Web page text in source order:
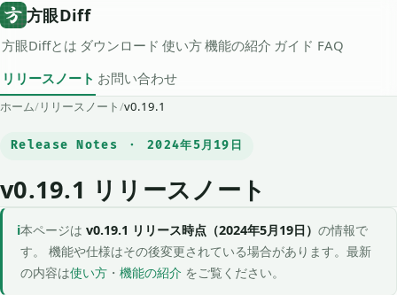
方眼Diff
方眼Diffとは ダウンロード 使い方機能の紹介 ガイド FAQ
リリースノート お問い合わせ
ホーム/リリースノート/v0.19.1
Release Notes ・ 2024年5月19日
v0.19.1 リリースノート
本ページは v0.19.1 リリース時点（2024年5月19日） の情報で
す。 機能や仕様はその後変更されている場合があります。最新
の内容は使い方 ・ 機能の紹介 をご覧ください。